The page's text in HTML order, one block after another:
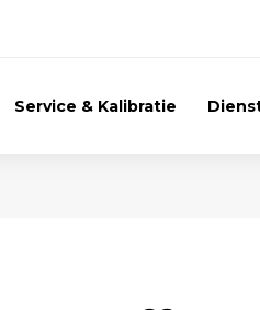
Service & Kalibratie